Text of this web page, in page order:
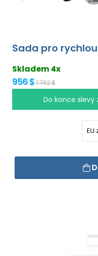
Sada pro
Skladem 4x
956 $ 1 782 $
Do konce slevy